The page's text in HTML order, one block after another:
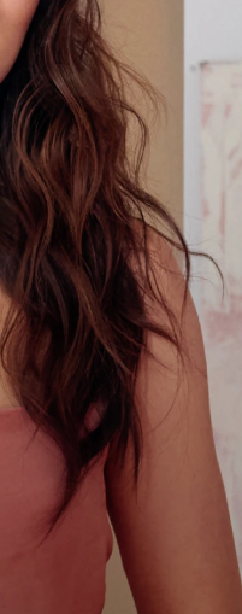
我的地址
我的訂閱
暢銷產品
Русский
繁體中文
預計送達日期8/11/26
預計送達日期8/10/26
預計送達日期8/10/26
預計送達日期 8/13/26
預計送達日期
預計送達日期
預計送達日期